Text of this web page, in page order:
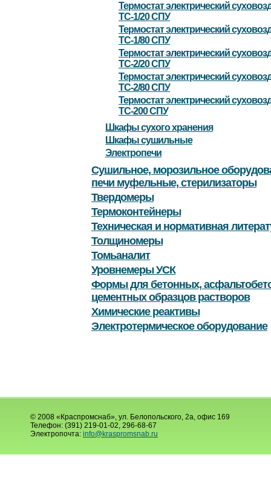
Термостат электрический
ТС-1/20 СПУ
Термостат электрический
ТС-1/80 СПУ
Термостат электрический
ТС-2/20 СПУ
Термостат электрический
ТС-2/80 СПУ
Термостат электрический
ТС-200 СПУ
Шкафы сухого хранения
Шкафы сушильные
Электропечи
Сушильное, морозильное
печи муфельные, стерилизаторы
Твердомеры
Термоконтейнеры
Техническая и нормативная
Толщиномеры
Томьаналит
Уровнемеры УСК
Формы для бетонных,
цементных образцов растворов
Химические реактивы
Электротермическое оборудование
© 2008 «Краспромснаб», ул. Белопольского, 2а, офис 169
Телефон: (391) 219-01-02, 296-68-67
Электропочта: info@kraspromsnab.ru